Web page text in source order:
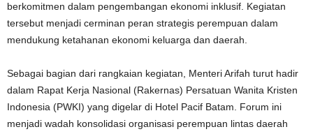
berkomitmen dalam pengembangan ekonomi inklusif. Kegiatan
tersebut menjadi cerminan peran strategis perempuan dalam
mendukung ketahanan ekonomi keluarga dan daerah.
Sebagai bagian dari rangkaian kegiatan, Menteri Arifah turut hadir
dalam Rapat Kerja Nasional (Rakernas) Persatuan Wanita Kristen
Indonesia (PWKI) yang digelar di Hotel Pacif Batam. Forum ini
menjadi wadah konsolidasi organisasi perempuan lintas daerah